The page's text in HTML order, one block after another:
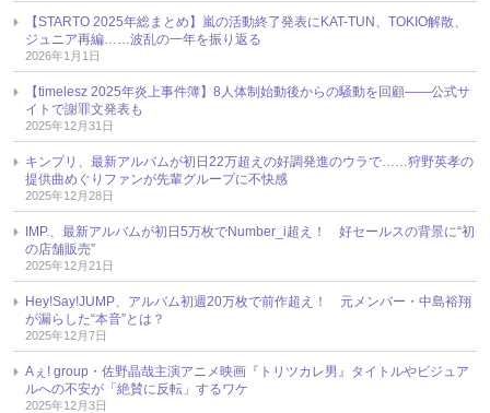
【STARTO 2025年総まとめ】嵐の活動終了発表にKAT-TUN、TOKIO解散、
ジュニア再編……波乱の一年を振り返る
2026年1月1日
【timelesz 2025年炎上事件簿】8人体制始動後からの騒動を回顧――公式サ
イトで謝罪文発表も
2025年12月31日
キンプリ、最新アルバムが初日22万超えの好調発進のウラで……狩野英孝の
提供曲めぐりファンが先輩グループに不快感
2025年12月28日
IMP.、最新アルバムが初日5万枚でNumber_i超え！ 好セールスの背景に“初
の店舗販売”
2025年12月21日
Hey!Say!JUMP、アルバム初週20万枚で前作超え！ 元メンバー・中島裕翔
が漏らした“本音”とは？
2025年12月7日
Aぇ! group・佐野晶哉主演アニメ映画『トリツカレ男』タイトルやビジュア
ルへの不安が「絶賛に反転」するワケ
2025年12月3日